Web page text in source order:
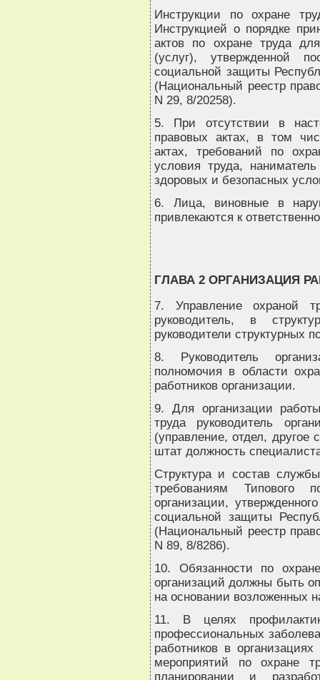
Инструкции по охране
Инструкцией о порядке
актов по охране труда
(услуг), утвержденной
социальной защиты
(Национальный реестр
N 29, 8/20258).
5. При отсутствии в
правовых актах, в том
актах, требований по
условия труда,
здоровых и безопасных
6. Лица, виновные в
привлекаются к
ГЛАВА 2 ОРГАНИЗАЦИЯ
7. Управление охраной
руководитель, в
руководители структурных
8. Руководитель
полномочия в области
работников организации.
9. Для организации
труда руководитель
(управление, отдел, другое
штат должность
Структура и состав
требованиям
организации,
социальной защиты
(Национальный реестр
N 89, 8/8286).
10. Обязанности по
организаций должны быть
на основании возложенных
11. В целях
профессиональных
работников в
мероприятий по охране
планировании и